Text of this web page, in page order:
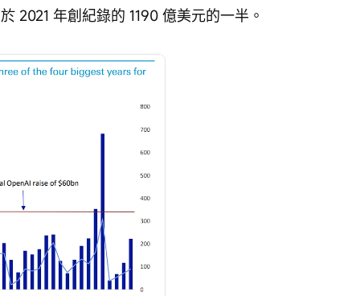
2021 年創紀錄的 1190 億美元的一半。